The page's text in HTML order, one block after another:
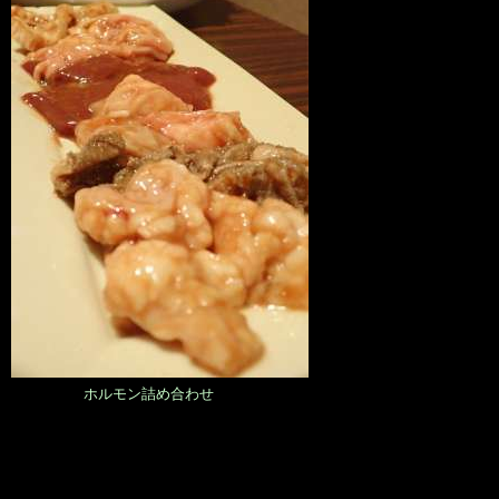
ホルモン詰め合わせ